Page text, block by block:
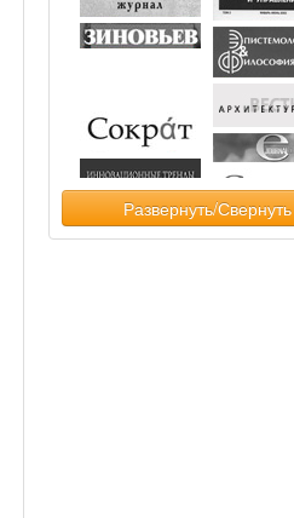
Развернуть/Свернуть